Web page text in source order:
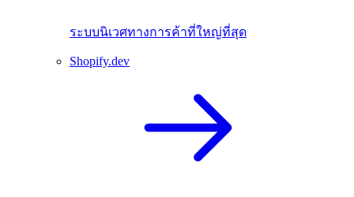
ระบบนิเวศทางการค้าที่ใหญ่ที่สุด
Shopify.dev